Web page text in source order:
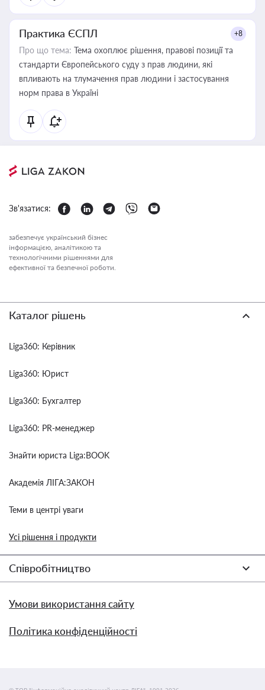
Практика ЄСПЛ +8
Про що тема: Тема охоплює рішення, правові позиції та
стандарти Європейського суду з прав людини, які
впливають на тлумачення прав людини і застосування
норм права в Україні
Зв'язатися:
забезпечує український бізнес
інформацією, аналітикою та
технологічними рішеннями для
ефективної та безпечної роботи.
Каталог рішень
Liga360: Керівник
Liga360: Юрист
Liga360: Бухгалтер
Liga360: PR-менеджер
Знайти юриста Liga:BOOK
Академія ЛІГА:ЗАКОН
Теми в центрі уваги
Усі рішення і продукти
Співробітництво
Умови використання сайту
Політика конфіденційності